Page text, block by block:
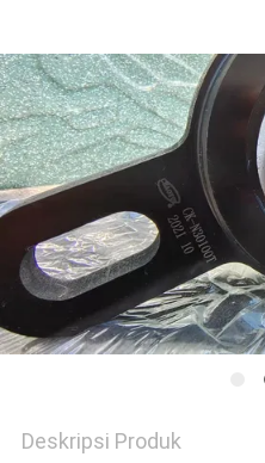
PRIVACY
POLICY
Deskripsi Produk